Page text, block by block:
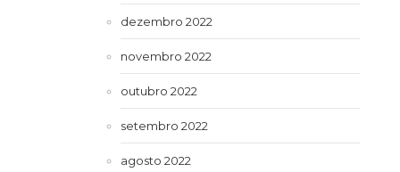
dezembro 2022
novembro 2022
outubro 2022
setembro 2022
agosto 2022